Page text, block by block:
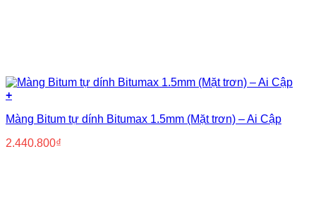
+
Màng Bitum tự dính Bitumax 1.5mm (Mặt trơn) – Ai Cập
2.440.800₫